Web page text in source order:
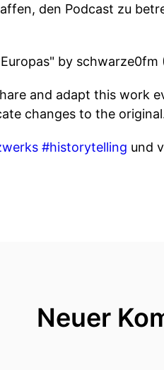
den Podcast zu
by
and adapt this work
changes to the
#historytelling und
Neuer